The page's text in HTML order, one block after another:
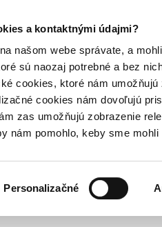
a kontaktnými údajmi?
našom webe správate, a
sú naozaj potrebné a bez
cookies, ktoré nám
cookies nám dovoľujú
zas umožňujú zobrazenie
nám pomohlo, keby sme
Personalizačné